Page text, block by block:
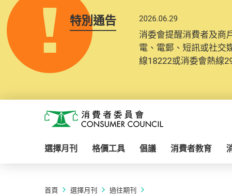
特別通告 2026.06.29
消委會提醒消費者及商
電、電郵、短訊或社交
線18222或消委會熱線
消費者委員會
選擇月刊 格價工具 倡議 消費者教育
首頁 選擇月刊 過往期刊